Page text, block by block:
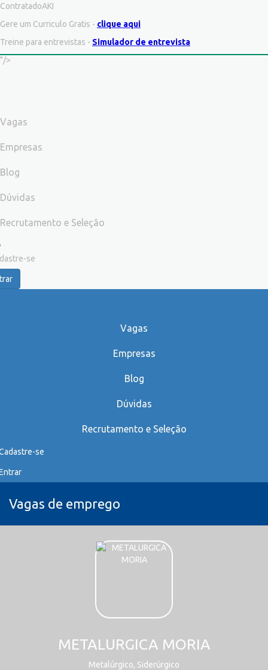
ContratadoAKI
Gere um Curriculo Gratis - clique aqui
Treine para entrevistas - Simulador de entrevista
"/>
Vagas
Empresas
Blog
Dúvidas
Recrutamento e Seleção
se
Vagas
Empresas
Blog
Dúvidas
Recrutamento e Seleção
se
Vagas de emprego
METALURGICA MORIA
Metalúrgico, Siderúrgico